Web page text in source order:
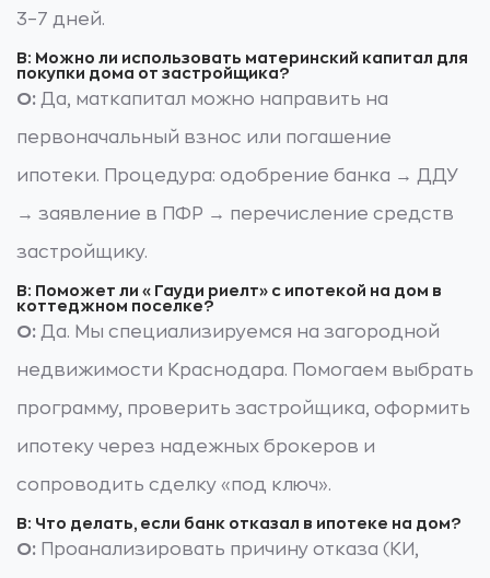
3–7 дней.
В: Можно ли использовать материнский капитал для
покупки дома от застройщика?
О: Да, маткапитал можно направить на
первоначальный взнос или погашение
ипотеки. Процедура: одобрение банка → ДДУ
→ заявление в ПФР → перечисление средств
застройщику.
В: Поможет ли «Гауди риелт» с ипотекой на дом в
коттеджном поселке?
О: Да. Мы специализируемся на загородной
недвижимости Краснодара. Помогаем выбрать
программу, проверить застройщика, оформить
ипотеку через надежных брокеров и
сопроводить сделку «под ключ».
В: Что делать, если банк отказал в ипотеке на дом?
О: Проанализировать причину отказа (КИ,